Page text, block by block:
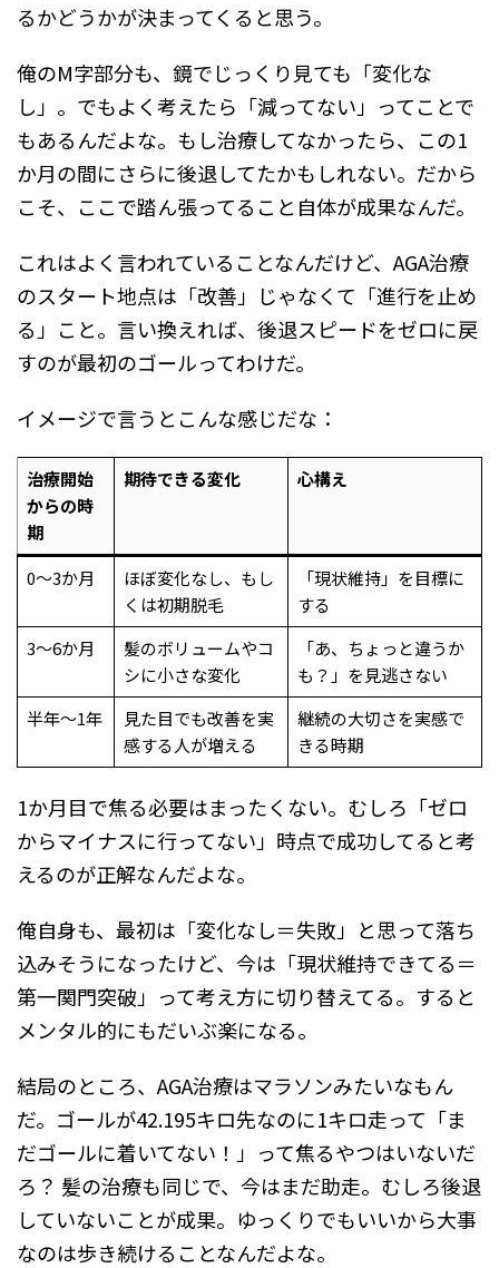
るかどうかが決まってくると思う。
俺のM字部分も、鏡でじっくり見ても「変化な
し」。でもよく考えたら「減ってない」ってことで
もあるんだよな。もし治療してなかったら、この1
か月の間にさらに後退してたかもしれない。だから
こそ、ここで踏ん張ってること自体が成果なんだ。
これはよく言われていることなんだけど、AGA治療
のスタート地点は「改善」じゃなくて「進行を止め
る」こと。言い換えれば、後退スピードをゼロに戻
すのが最初のゴールってわけだ。
イメージで言うとこんな感じだな：
治療開始
からの時
期
期待できる変化 心構え
0〜3か月
ほぼ変化なし、もし
くは初期脱毛
「現状維持」を目標に
する
3〜6か月
髪のボリュームやコ
シに小さな変化
「あ、ちょっと違うか
も？」を見逃さない
半年〜1年
見た目でも改善を実
感する人が増える
継続の大切さを実感で
きる時期
1か月目で焦る必要はまったくない。むしろ「ゼロ
からマイナスに行ってない」時点で成功してると考
えるのが正解なんだよな。
俺自身も、最初は「変化なし＝失敗」と思って落ち
込みそうになったけど、今は「現状維持できてる＝
第一関門突破」って考え方に切り替えてる。すると
メンタル的にもだいぶ楽になる。
結局のところ、AGA治療はマラソンみたいなもん
だ。ゴールが42.195キロ先なのに1キロ走って「ま
だゴールに着いてない！」って焦るやつはいないだ
ろ？ 髪の治療も同じで、今はまだ助走。むしろ後退
していないことが成果。ゆっくりでもいいから大事
なのは歩き続けることなんだよな。